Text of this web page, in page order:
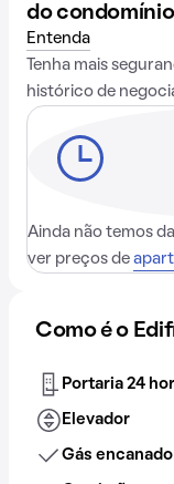
do
Entenda
Tenha mais
histórico de
Ainda não temos
ver preços de
Como é o
Portaria 24
Elevador
Gás encanado